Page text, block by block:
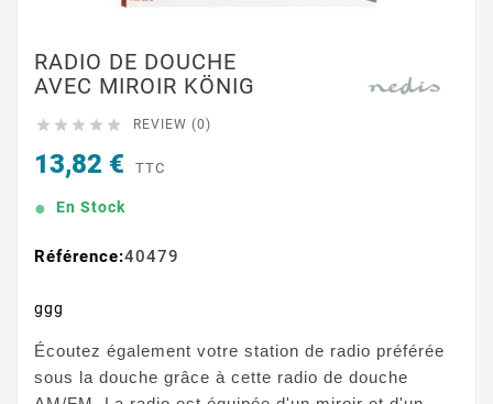
RADIO DE DOUCHE
AVEC MIROIR KÖNIG
     REVIEW (0)
13,82 € TTC
En Stock
Référence:40479
ggg
Écoutez également votre station de radio préférée
sous la douche grâce à cette radio de douche